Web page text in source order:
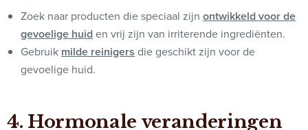
Zoek naar producten die speciaal zijn ontwikkeld voor de
gevoelige huiden vrij zijn van irriterende ingrediënten.
Gebruik milde reinigers die geschikt zijn voor de
gevoelige huid.
4. Hormonale veranderingen